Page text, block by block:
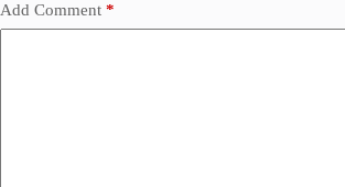
Add Comment *